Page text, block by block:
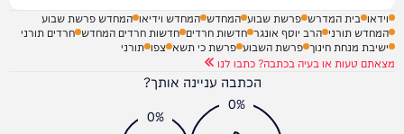
וידאו בית המדרש פרשת שבוע המחדש המחדש וידיאו המחדש פרשת שבוע
המחדש תורני הרב יוסף אונגר חדשות חרדים חדשות חרדים המחדש חרדים תורני
ישיבת מנחת חינוך פרשת השבוע פרשת כי תשא צפו תורני
מצאתם טעות או בעיה בכתבה? כתבו לנו
הכתבה עניינה אותך?
0%
0%